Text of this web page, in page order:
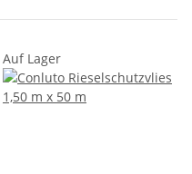
Auf Lager